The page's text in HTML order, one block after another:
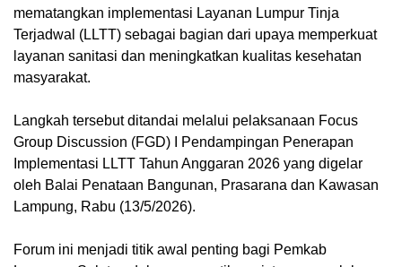
mematangkan implementasi Layanan Lumpur Tinja
Terjadwal (LLTT) sebagai bagian dari upaya memperkuat
layanan sanitasi dan meningkatkan kualitas kesehatan
masyarakat.
Langkah tersebut ditandai melalui pelaksanaan Focus
Group Discussion (FGD) I Pendampingan Penerapan
Implementasi LLTT Tahun Anggaran 2026 yang digelar
oleh Balai Penataan Bangunan, Prasarana dan Kawasan
Lampung, Rabu (13/5/2026).
Forum ini menjadi titik awal penting bagi Pemkab